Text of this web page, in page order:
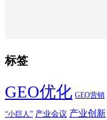
标签
GEO优化 GEO营销
“小巨人” 产业会议 产业创新